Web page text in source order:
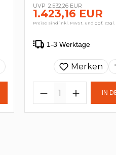
2.532,26 EUR
1.423,16 EUR
Preise sind inkl. MwSt. und ggf.
1-3 Werktage
Merken
IN